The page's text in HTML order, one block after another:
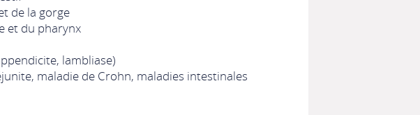
de la gorge
et du pharynx
lambliase)
maladie de Crohn, maladies intestinales